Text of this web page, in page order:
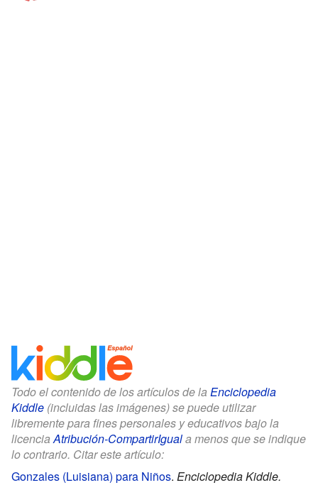
Todo el contenido de los artículos de la Enciclopedia
Kiddle (incluidas las imágenes) se puede utilizar
libremente para fines personales y educativos bajo la
licenciaAtribución-CompartirIguala menos que se indique
lo contrario. Citar este artículo:
Gonzales (Luisiana) para Niños. Enciclopedia Kiddle.